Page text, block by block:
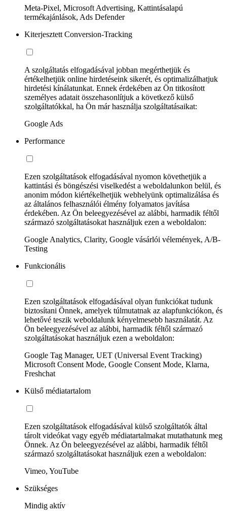
Meta-Pixel, Microsoft Advertising, Kattintásalapú
termékajánlások, Ads Defender
Kiterjesztett Conversion-Tracking
A szolgáltatás elfogadásával jobban megérthetjük és
értékelhetjük online hirdetéseink sikerét, és optimalizálhatjuk
hirdetési kínálatunkat. Ennek érdekében az Ön titkosított
személyes adatait összehasonlítjuk a következő külső
szolgáltatókkal, ha Ön már használja szolgáltatásaikat:
Google Ads
Performance
Ezen szolgáltatások elfogadásával nyomon követhetjük a
kattintási és böngészési viselkedést a weboldalunkon belül, és
anonim módon kiértékelhetjük webhelyünk optimalizálása és
az általános felhasználói élmény folyamatos javítása
érdekében. Az Ön beleegyezésével az alábbi, harmadik féltől
származó szolgáltatásokat használjuk ezen a weboldalon:
Google Analytics, Clarity, Google vásárlói vélemények, A/B-
Testing
Funkcionális
Ezen szolgáltatások elfogadásával olyan funkciókat tudunk
biztosítani Önnek, amelyek túlmutatnak az alapfunkciókon, és
lehetővé teszik weboldalunk kényelmesebb használatát. Az
Ön beleegyezésével az alábbi, harmadik féltől származó
szolgáltatásokat használjuk ezen a weboldalon:
Google Tag Manager, UET (Universal Event Tracking)
Microsoft Consent Mode, Google Consent Mode, Klarna,
Freshchat
Külső médiatartalom
Ezen szolgáltatások elfogadásával külső szolgáltatók által
tárolt videókat vagy egyéb médiatartalmakat mutathatunk meg
Önnek. Az Ön beleegyezésével az alábbi, harmadik féltől
származó szolgáltatásokat használjuk ezen a weboldalon:
Vimeo, YouTube
Szükséges
Mindig aktív